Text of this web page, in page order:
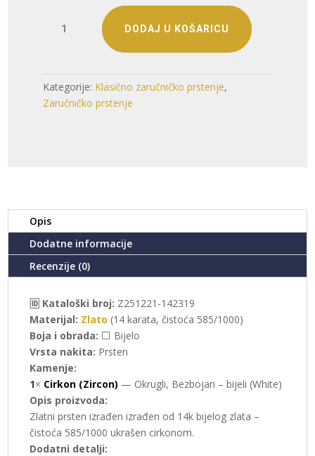
ZARUČNI
142319)
količina
DODAJ U KOŠARICU
Kategorije: Klasično zaručničko prstenje,
Zaručničko prstenje
Opis
Dodatne informacije
Recenzije (0)
🆔 Kataloški broj: Z251221-142319
Materijal: Zlato (14 karata, čistoća 585/1000)
Boja i obrada: ⬜ Bijelo
Vrsta nakita: Prsten
Kamenje:
1× Cirkon (Zircon) — Okrugli, Bezbojan – bijeli (White)
Opis proizvoda:
Zlatni prsten izrađen izrađen od 14k bijelog zlata –
čistoća 585/1000 ukrašen cirkonom.
Dodatni detalji: